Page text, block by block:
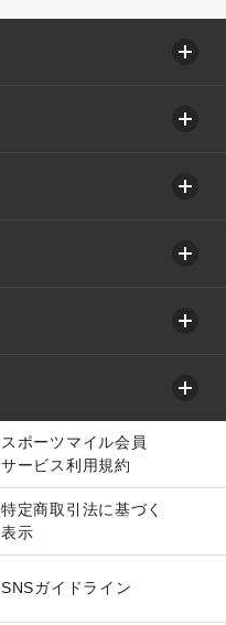
スポーツマイル会員
サービス利用規約
特定商取引法に基づく
表示
SNSガイドライン